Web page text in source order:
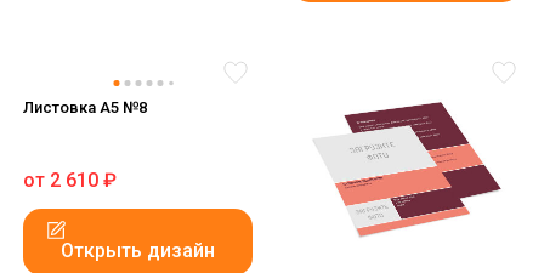
Листовка А5 №8
от 2 610 ₽
Открыть дизайн